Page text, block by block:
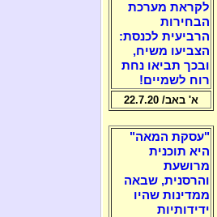
לקראת מערכת
הבחירות
הרביעית לכנסת:
הצביעו משיח,
ובכך תביאו נחת
רוח לשמיים!
א' באב/ 22.7.20
"עסקת המאה"
היא תוכנית
מרושעת
והרסנית, שבאה
ממדינות שהיו
ידידותיות